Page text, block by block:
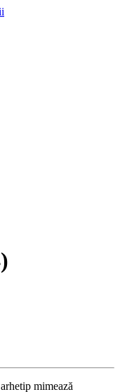
mimează